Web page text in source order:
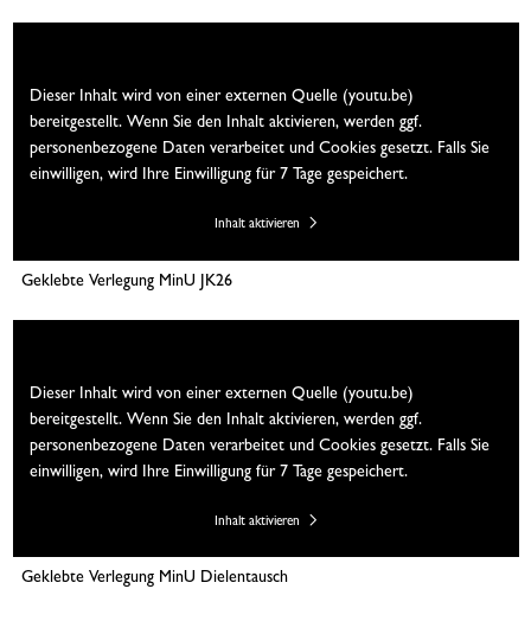
Dieser Inhalt wird von einer externen Quelle (youtu.be)
bereitgestellt. Wenn Sie den Inhalt aktivieren, werden ggf.
personenbezogene Daten verarbeitet und Cookies gesetzt. Falls Sie
einwilligen, wird Ihre Einwilligung für 7 Tage gespeichert.
Inhalt aktivieren
Geklebte Verlegung MinU JK26
Dieser Inhalt wird von einer externen Quelle (youtu.be)
bereitgestellt. Wenn Sie den Inhalt aktivieren, werden ggf.
personenbezogene Daten verarbeitet und Cookies gesetzt. Falls Sie
einwilligen, wird Ihre Einwilligung für 7 Tage gespeichert.
Inhalt aktivieren
Geklebte Verlegung MinU Dielentausch